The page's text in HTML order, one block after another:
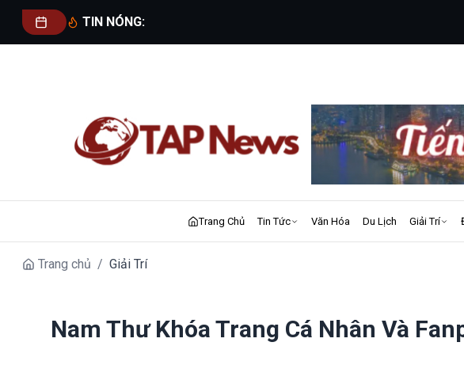
TIN NÓNG:
Trang Chủ Tin Tức Văn Hóa Du Lịch Giải Trí
Trang chủ / Giải Trí
Nam Thư Khóa Trang Cá Nhân Và